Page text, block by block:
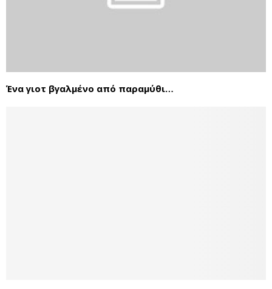
Ένα γιοτ βγαλμένο από παραμύθι…